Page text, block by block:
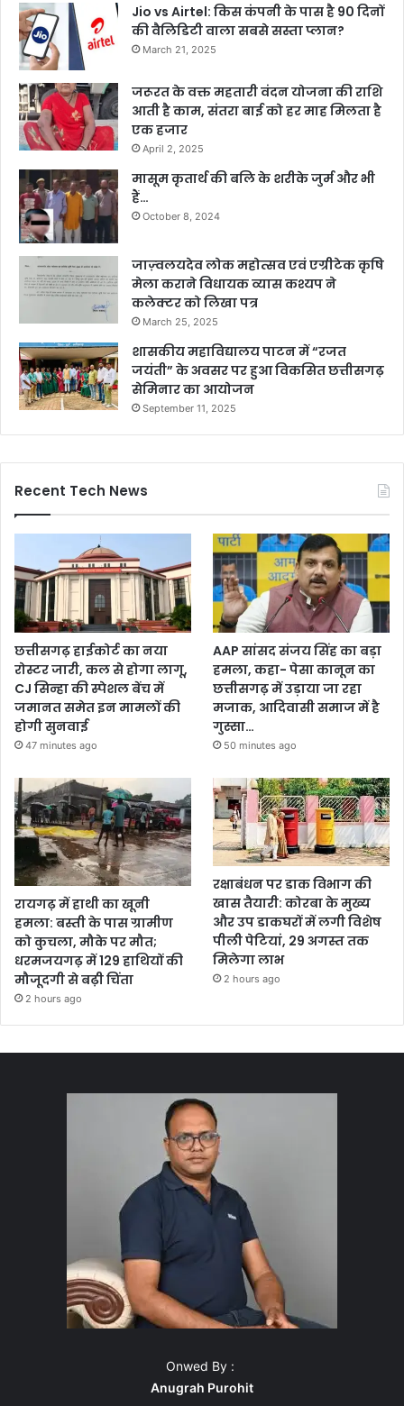
Jio vs Airtel: किस कंपनी के पास है 90 दिनों
की वैलिडिटी वाला सबसे सस्ता प्लान?
March 21, 2025
जरूरत के वक्त महतारी वंदन योजना की राशि
आती है काम, संतरा बाई को हर माह मिलता है
एक हजार
April 2, 2025
मासूम कृतार्थ की बलि के शरीके जुर्म और भी
हैं…
October 8, 2024
जाज़्वलयदेव लोक महोत्सव एवं एग्रीटेक कृषि
मेला कराने विधायक व्यास कश्यप ने
कलेक्टर को लिखा पत्र
March 25, 2025
शासकीय महाविद्यालय पाटन में “रजत
जयंती” के अवसर पर हुआ विकसित छत्तीसगढ़
सेमिनार का आयोजन
September 11, 2025
Recent Tech News
छत्तीसगढ़ हाईकोर्ट का नया
रोस्टर जारी, कल से होगा लागू,
CJ सिन्हा की स्पेशल बेंच में
जमानत समेत इन मामलों की
होगी सुनवाई
47 minutes ago
AAP सांसद संजय सिंह का बड़ा
हमला, कहा- पेसा कानून का
छत्तीसगढ़ में उड़ाया जा रहा
मजाक, आदिवासी समाज में है
गुस्सा…
50 minutes ago
रायगढ़ में हाथी का खूनी
हमला: बस्ती के पास ग्रामीण
को कुचला, मौके पर मौत;
धरमजयगढ़ में 129 हाथियों की
मौजूदगी से बढ़ी चिंता
2 hours ago
रक्षाबंधन पर डाक विभाग की
खास तैयारी: कोरबा के मुख्य
और उप डाकघरों में लगी विशेष
पीली पेटियां, 29 अगस्त तक
मिलेगा लाभ
2 hours ago
Onwed By :
Anugrah Purohit